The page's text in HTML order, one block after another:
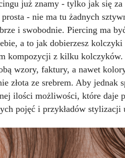
już znamy - tylko jak się za
prosta - nie ma tu żadnych
i swobodnie. Piercing ma
a to jak dobierzesz
kompozycji z kilku kolczyków.
wzory, faktury, a nawet
złota ze srebrem. Aby jednak
ilości możliwości, które daje
pojęć i przykładów stylizacji